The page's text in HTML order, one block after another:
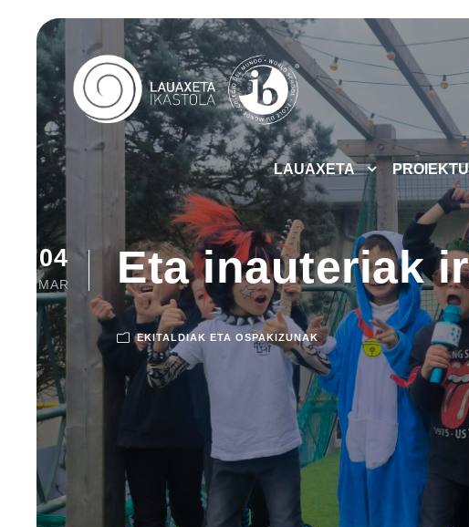
LAUAXETA
04
MAR Eta inauteriak
EKITALDIAK ETA OSPAKIZUNAK